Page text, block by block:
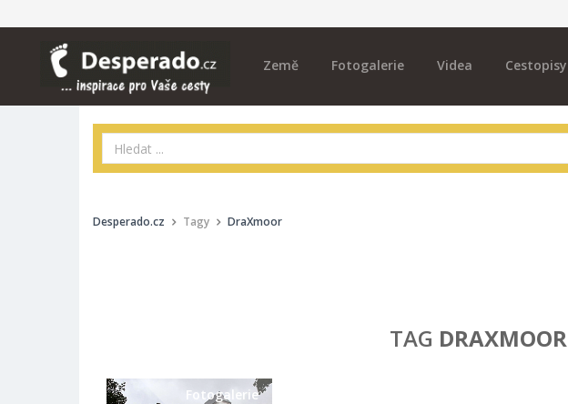
Země Fotogalerie Videa Cestopisy
Desperado.cz Tagy DraXmoor
TAG DRAXMOOR
Fotogalerie